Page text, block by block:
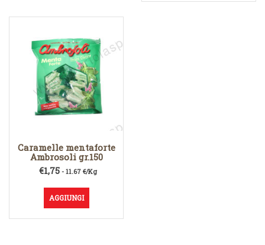
Caramelle mentaforte
Ambrosoli gr.150
€1,75- 11.67 €/Kg
AGGIUNGI